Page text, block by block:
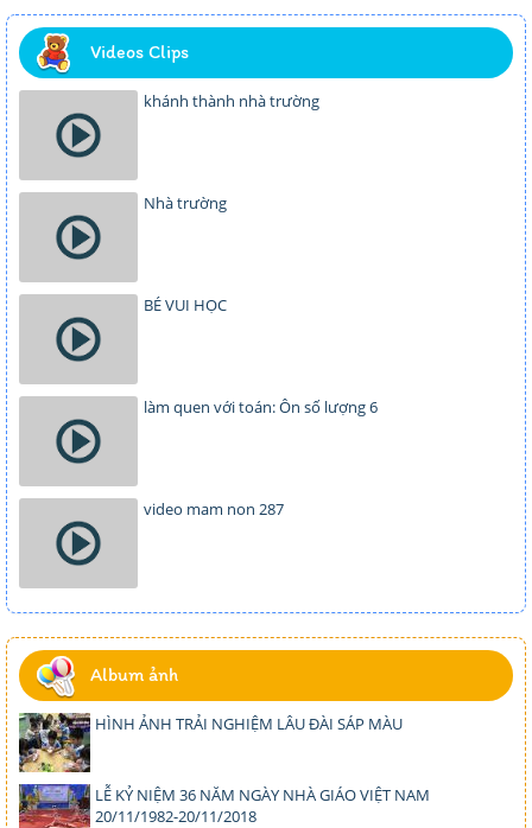
Videos Clips
khánh thành nhà trường
Nhà trường
BÉ VUI HỌC
làm quen với toán: Ôn số lượng 6
video mam non 287
Album ảnh
HÌNH ẢNH TRẢI NGHIỆM LÂU ĐÀI SÁP MÀU
LỄ KỶ NIỆM 36 NĂM NGÀY NHÀ GIÁO VIỆT NAM
20/11/1982-20/11/2018